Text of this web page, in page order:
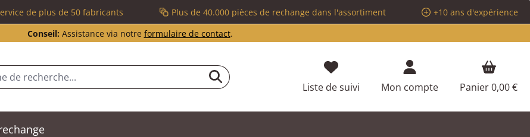
de plus de 50 fabricants Plus de 40.000 pièces de rechange dans l'assortiment
+10 ans d'expérience
Conseil: Assistance via notre formulaire de contact.
Liste de suivi Vous avez 0 articles dans votre liste
Mon compte Panier0,00 €